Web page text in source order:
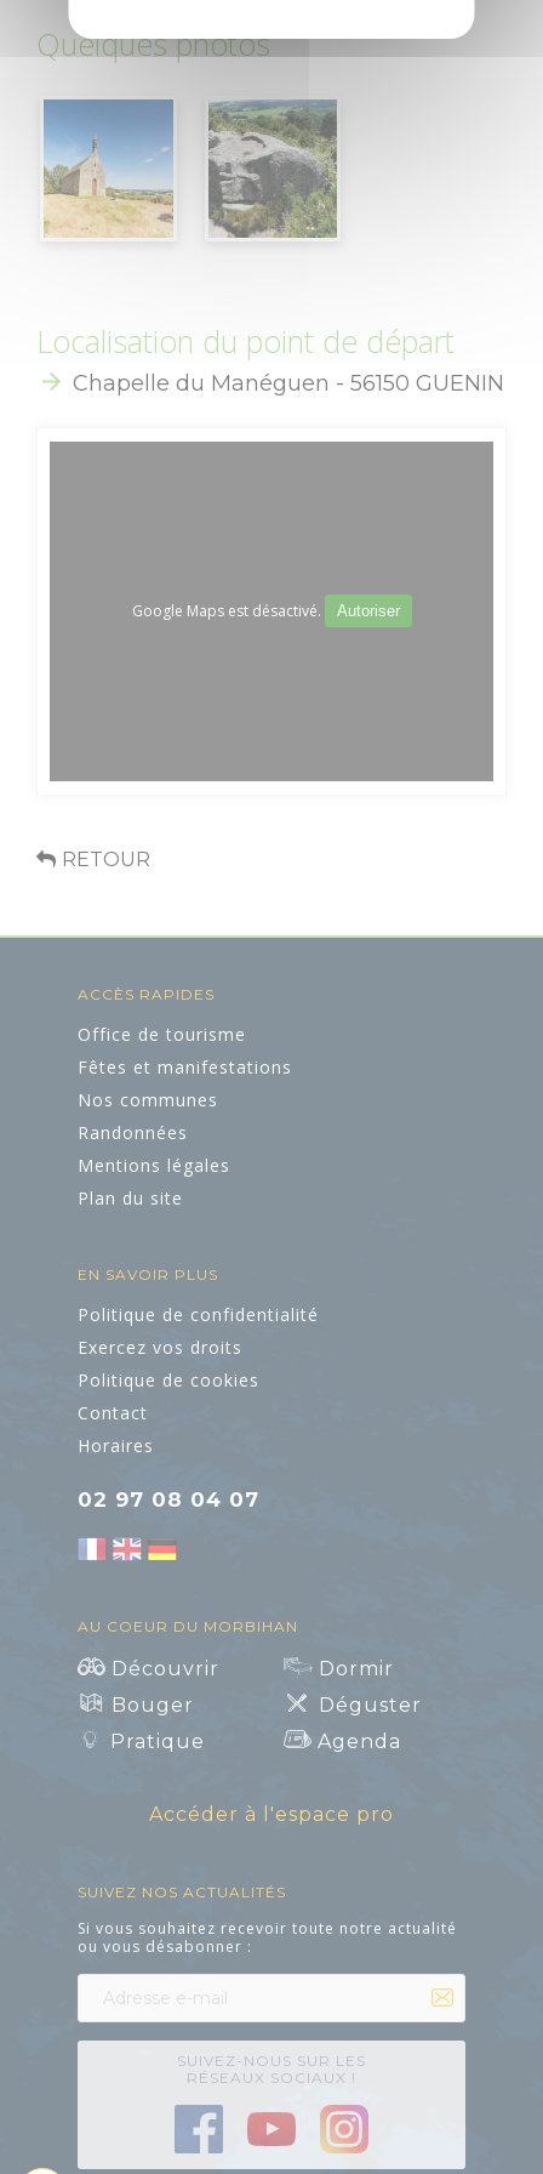
Pratique
Contactez-nous
Brochures
Accès et
transports
séminaires
Accueil Vélo
Agenda
Art et Culture
Quelques photos
Localisation du point de départ
Chapelle du Manéguen - 56150 GUENIN
Google Maps est désactivé. Autoriser
RETOUR
ACCÈS RAPIDES
Office de tourisme
Fêtes et manifestations
Nos communes
Randonnées
Mentions légales
Plan du site
EN SAVOIR PLUS
Politique de confidentialité
Exercez vos droits
Politique de cookies
Contact
Horaires
02 97 08 04 07
AU COEUR DU MORBIHAN
Découvrir
Dormir
Bouger
Déguster
Pratique
Agenda
Accéder à l'espace pro
SUIVEZ NOS ACTUALITÉS
Si vous souhaitez recevoir toute notre actualité
ou vous désabonner :
SUIVEZ-NOUS SUR LES
RÉSEAUX SOCIAUX !